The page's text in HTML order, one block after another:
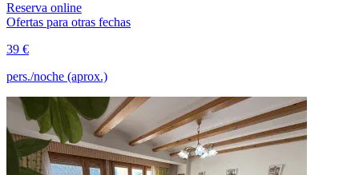
Reserva online
Ofertas para otras fechas
39 €
pers./noche (aprox.)